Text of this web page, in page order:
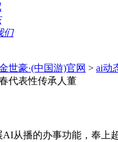
们
世豪·(中国游)官网 > ai动
代表性传承人董
播的办事功能，奉上超